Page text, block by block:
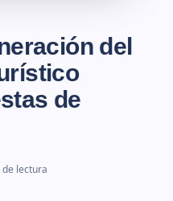
del
de
de lectura